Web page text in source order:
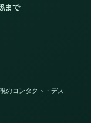
まで
のコンタクト・デス